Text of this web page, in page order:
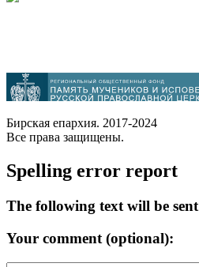
Бирская епархия. 2017-2024
Все права защищены.
Spelling error report
The following text will be
Your comment (optional):